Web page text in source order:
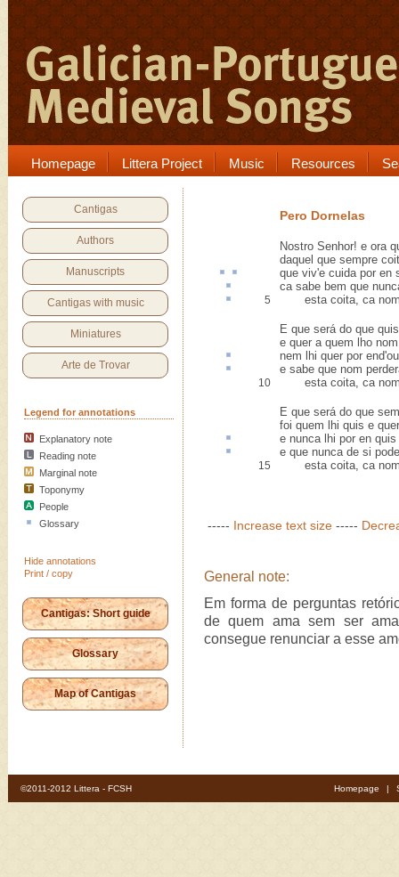
Homepage Littera Project Music Resources
Cantigas
Authors
Manuscripts
Cantigas with music
Miniatures
Arte de Trovar
Legend for annotations
Explanatory note
Reading note
Marginal note
Toponymy
People
Glossary
Hide annotations
Print / copy
Cantigas: Short guide
Glossary
Map of Cantigas
Pero Dornelas
Nostro Senhor! e ora
daquel que sempre
que viv'e cuida por en
ca sabe bem que
5 esta coita, ca
E que será do que
e quer a quem lho
nem lhi quer por end
e sabe que nom
10 esta coita, ca nom
E que será do que
foi quem lhi quis e
e nunca lhi por en
e que nunca de si
15 esta coita, ca nom
----- Increase text size -----
General note:
Em forma de perguntas
de quem ama sem ser
consegue renunciar a esse
©2011-2012 Littera - FCSH Homepage |